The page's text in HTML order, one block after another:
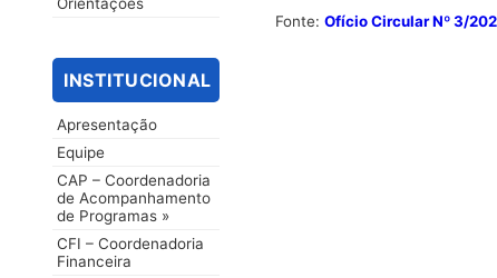
INSTITUCIONAL
Apresentação
Equipe
CAP – Coordenadoria
de Acompanhamento
de Programas »
CFI – Coordenadoria
Financeira
Fonte: Ofício Circular Nº 3/